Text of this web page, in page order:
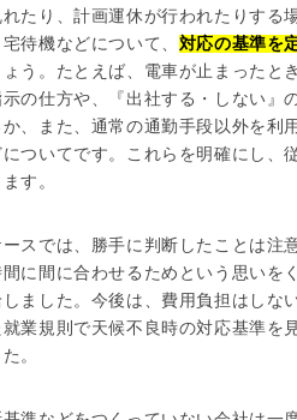
たり、計画運休が行われたりする
待機などについて、 対応の基準を
ょう。たとえば、電車が止まったと
の仕方や、『出社する・しない』
、また、通常の通勤手段以外を利
ついてです。これらを明確にし、
す。
スでは、勝手に判断したことは注
に間に合わせるためという思いを
ました。今後は、費用負担はしな
業規則で天候不良時の対応基準を
。